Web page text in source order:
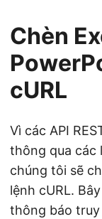
Chèn
cURL
Vì các API
thông qua các
chúng tôi sẽ
lệnh cURL.
thông báo